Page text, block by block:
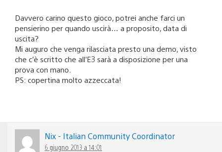
Davvero carino questo gioco, potrei anche farci un
pensierino per quando uscirà… a proposito, data di
uscita?
Mi auguro che venga rilasciata presto una demo, visto
che c’è scritto che all’E3 sarà a disposizione per una
prova con mano.
PS: copertina molto azzeccata!
Nix - Italian Community Coordinator
6 giugno 2013 a 14:01